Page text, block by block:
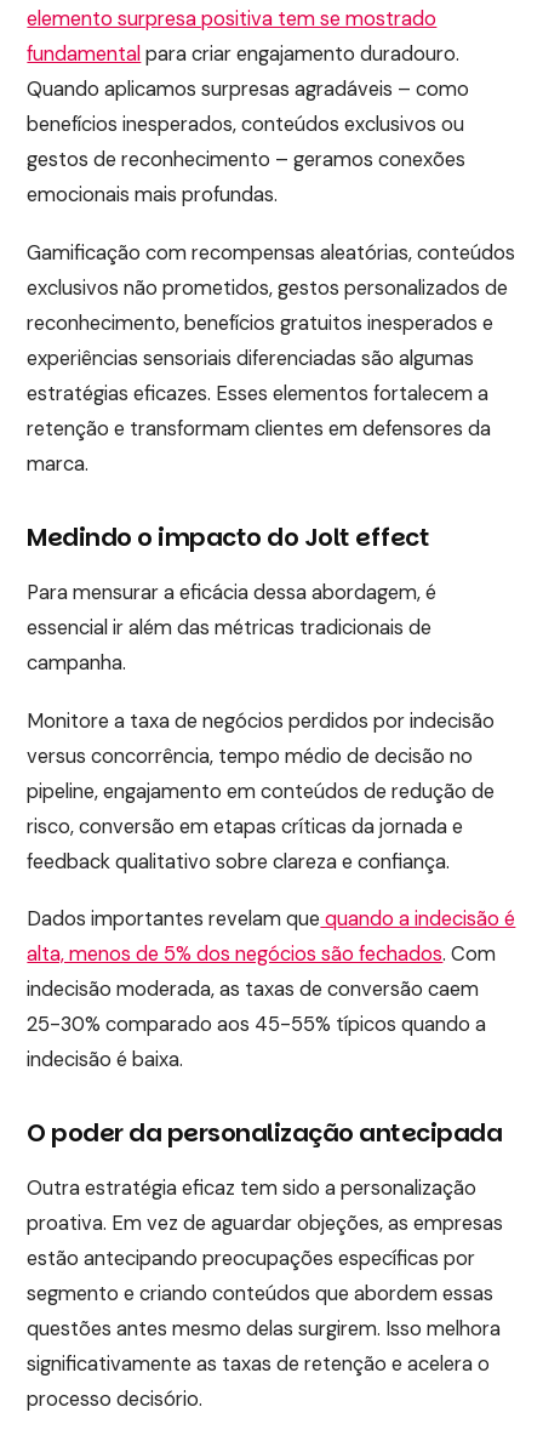
elemento surpresa positiva tem se mostrado
fundamentalpara criar engajamento duradouro.
Quando aplicamos surpresas agradáveis – como
benefícios inesperados, conteúdos exclusivos ou
gestos de reconhecimento – geramos conexões
emocionais mais profundas.
Gamificação com recompensas aleatórias, conteúdos
exclusivos não prometidos, gestos personalizados de
reconhecimento, benefícios gratuitos inesperados e
experiências sensoriais diferenciadas são algumas
estratégias eficazes. Esses elementos fortalecem a
retenção e transformam clientes em defensores da
marca.
Medindo o impacto do Jolt effect
Para mensurar a eficácia dessa abordagem, é
essencial ir além das métricas tradicionais de
campanha.
Monitore a taxa de negócios perdidos por indecisão
versus concorrência, tempo médio de decisão no
pipeline, engajamento em conteúdos de redução de
risco, conversão em etapas críticas da jornada e
feedback qualitativo sobre clareza e confiança.
Dados importantes revelam que quando a indecisão é
alta, menos de 5% dos negócios são fechados. Com
indecisão moderada, as taxas de conversão caem
25-30% comparado aos 45-55% típicos quando a
indecisão é baixa.
O poder da personalização antecipada
Outra estratégia eficaz tem sido a personalização
proativa. Em vez de aguardar objeções, as empresas
estão antecipando preocupações específicas por
segmento e criando conteúdos que abordem essas
questões antes mesmo delas surgirem. Isso melhora
significativamente as taxas de retenção e acelera o
processo decisório.